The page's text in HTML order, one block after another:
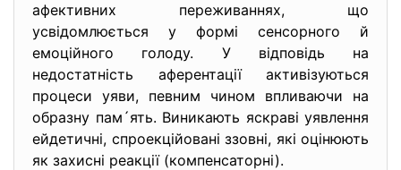
афективних переживаннях, що
усвідомлюється у формі сенсорного й
емоційного голоду. У відповідь на
недостатність аферентації активізуються
процеси уяви, певним чином впливаючи на
образну пам´ять. Виникають яскраві уявлення
ейдетичні, спроекційовані ззовні, які оцінюють
як захисні реакції (компенсаторні).